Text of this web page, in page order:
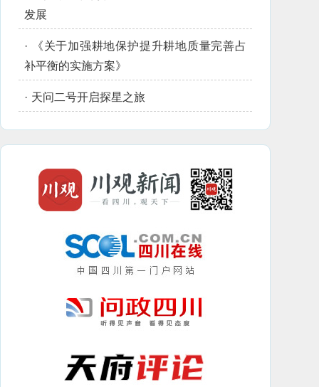
发展
·
《关于加强耕地保护提升耕地质量完善占
补平衡的实施方案》
· 天问二号开启探星之旅